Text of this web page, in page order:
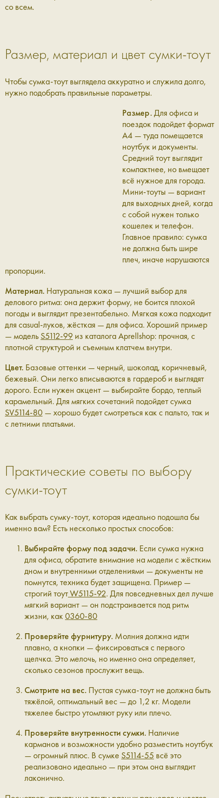
со всем.
Размер, материал и цвет сумки-тоут
Чтобы сумка-тоут выглядела аккуратно и служила долго,
нужно подобрать правильные параметры.
Размер.Для офиса и
поездок подойдет формат
А4 — туда помещается
ноутбук и документы.
Средний тоут выглядит
компактнее, но вмещает
всё нужное для города.
Мини-тоуты — вариант
для выходных дней, когда
с собой нужен только
кошелек и телефон.
Главное правило: сумка
не должна быть шире
плеч, иначе нарушаются
пропорции.
Материал. Натуральная кожа — лучший выбор для
делового ритма: она держит форму, не боится плохой
погоды и выглядит презентабельно. Мягкая кожа подходит
для casual-луков, жёсткая — для офиса. Хороший пример
— модель S5112-99 из каталога Aprellshop: прочная, с
плотной структурой и съемным клатчем внутри.
Цвет. Базовые оттенки — черный, шоколад, коричневый,
бежевый. Они легко вписываются в гардероб и выглядят
дорого. Если нужен акцент — выбирайте бордо, теплый
карамельный. Для мягких сочетаний подойдет сумка
SV5114-80 — хорошо будет смотреться как с пальто, так и
с летними платьями.
Практические советы по выбору
сумки-тоут
Как выбрать сумку-тоут, которая идеально подошла бы
именно вам? Есть несколько простых способов:
Выбирайте форму под задачи. Если сумка нужна
для офиса, обратите внимание на модели с жёстким
дном и внутренними отделениями — документы не
помнутся, техника будет защищена. Пример —
строгий тоутW5115-92. Для повседневных дел лучше
мягкий вариант — он подстраивается под ритм
жизни, как0360-80
Проверяйте фурнитуру. Молния должна идти
плавно, а кнопки — фиксироваться с первого
щелчка. Это мелочь, но именно она определяет,
сколько сезонов прослужит вещь.
Смотрите на вес. Пустая сумка-тоут не должна быть
тяжёлой, оптимальный вес — до 1,2 кг. Модели
тяжелее быстро утомляют руку или плечо.
Проверяйте внутренности сумки. Наличие
карманов и возможности удобно разместить ноутбук
— огромный плюс. В сумке S5114-55 всё это
реализовано идеально — при этом она выглядит
лаконично.